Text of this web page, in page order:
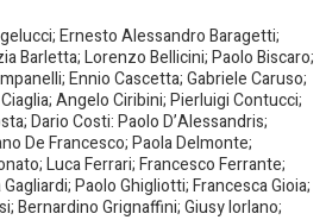
Ernesto Alessandro Baragetti;
Barletta; Lorenzo Bellicini; Paolo Biscaro;
Ennio Cascetta; Gabriele Caruso;
Angelo Ciribini; Pierluigi Contucci;
Dario Costi: Paolo D’Alessandris;
De Francesco; Paola Delmonte;
Luca Ferrari; Francesco Ferrante;
Paolo Ghigliotti; Francesca Gioia;
Bernardino Grignaffini; Giusy Iorlano;